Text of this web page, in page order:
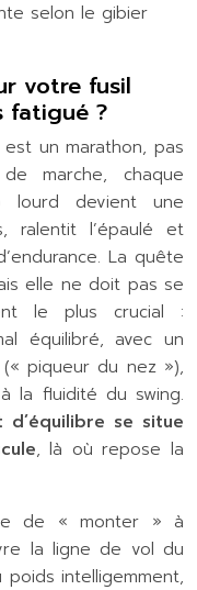
selon le gibier
votre fusil
fatigué ?
un marathon, pas
marche, chaque
lourd devient une
ralentit l’épaulé et
La quête
elle ne doit pas se
le plus crucial :
équilibré, avec un
piqueur du nez »),
la fluidité du swing.
d’équilibre se situe
, là où repose la
de « monter » à
la ligne de vol du
intelligemment,